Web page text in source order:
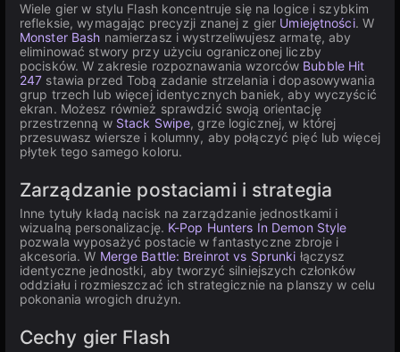
Wiele gier w stylu Flash koncentruje się na logice i szybkim
refleksie, wymagając precyzji znanej z gier Umiejętności. W
Monster Bash namierzasz i wystrzeliwujesz armatę, aby
eliminować stwory przy użyciu ograniczonej liczby
pocisków. W zakresie rozpoznawania wzorców Bubble Hit
247 stawia przed Tobą zadanie strzelania i dopasowywania
grup trzech lub więcej identycznych baniek, aby wyczyścić
ekran. Możesz również sprawdzić swoją orientację
przestrzenną w Stack Swipe, grze logicznej, w której
przesuwasz wiersze i kolumny, aby połączyć pięć lub więcej
płytek tego samego koloru.
Zarządzanie postaciami i strategia
Inne tytuły kładą nacisk na zarządzanie jednostkami i
wizualną personalizację. K-Pop Hunters In Demon Style
pozwala wyposażyć postacie w fantastyczne zbroje i
akcesoria. W Merge Battle: Breinrot vs Sprunki łączysz
identyczne jednostki, aby tworzyć silniejszych członków
oddziału i rozmieszczać ich strategicznie na planszy w celu
pokonania wrogich drużyn.
Cechy gier Flash